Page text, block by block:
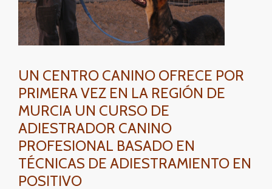
UN CENTRO CANINO OFRECE POR
PRIMERA VEZ EN LA REGIÓN DE
MURCIA UN CURSO DE
ADIESTRADOR CANINO
PROFESIONAL BASADO EN
TÉCNICAS DE ADIESTRAMIENTO EN
POSITIVO